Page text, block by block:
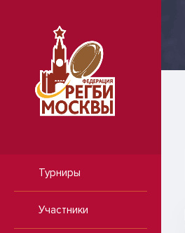
Турниры
Участники